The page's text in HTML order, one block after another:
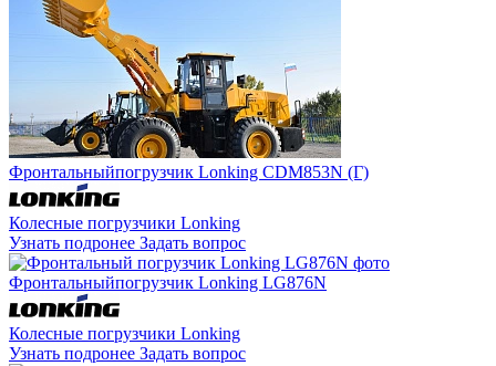
Фронтальныйпогрузчик Lonking CDM853N (Г)
Колесные погрузчики Lonking
Узнать подронее Задать вопрос
Фронтальныйпогрузчик Lonking LG876N
Колесные погрузчики Lonking
Узнать подронее Задать вопрос